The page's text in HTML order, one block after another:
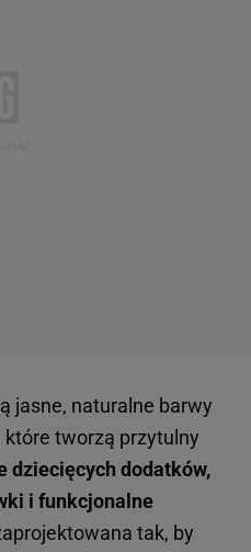
jasne, naturalne barwy
tworzą przytulny
dziecięcych dodatków,
i funkcjonalne
tak, by